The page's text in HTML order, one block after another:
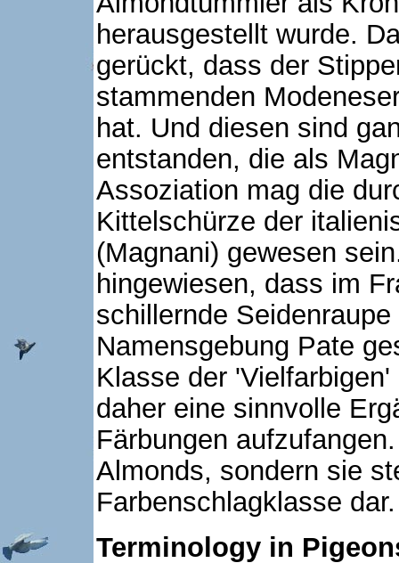
herausgestellt wurde.
gerückt, dass der
stammenden
hat. Und diesen sind
entstanden, die als
Assoziation mag die
Kittelschürze der
(Magnani) gewesen
hingewiesen, dass im
schillernde
Namensgebung Pate
Klasse der
daher eine sinnvolle
Färbungen
Almonds, sondern sie
Farbenschlagklasse dar.
Terminology in